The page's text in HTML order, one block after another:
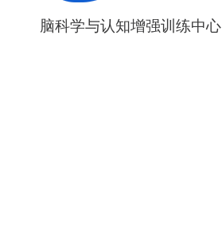
脑科学与认知增强训练中心